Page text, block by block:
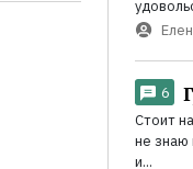
6
Стоит
не знаю
и...